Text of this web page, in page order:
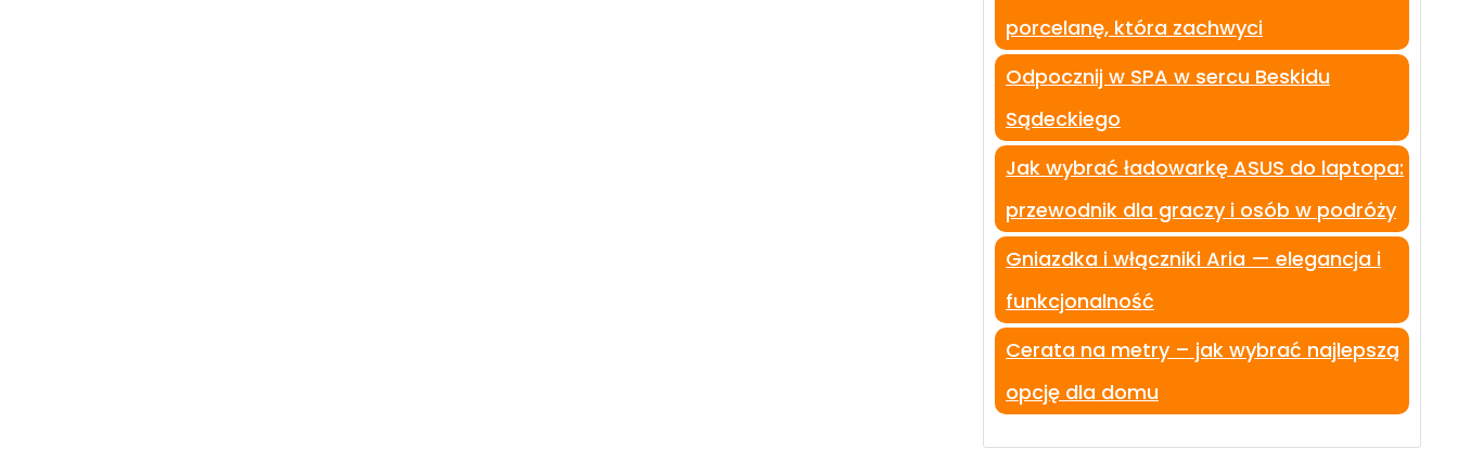
porcelanę, która zachwyci
Odpocznij w SPA w sercu Beskidu
Sądeckiego
Jak wybrać ładowarkę ASUS do laptopa:
przewodnik dla graczy i osób w podróży
Gniazdka i włączniki Aria — elegancja i
funkcjonalność
Cerata na metry – jak wybrać najlepszą
opcję dla domu